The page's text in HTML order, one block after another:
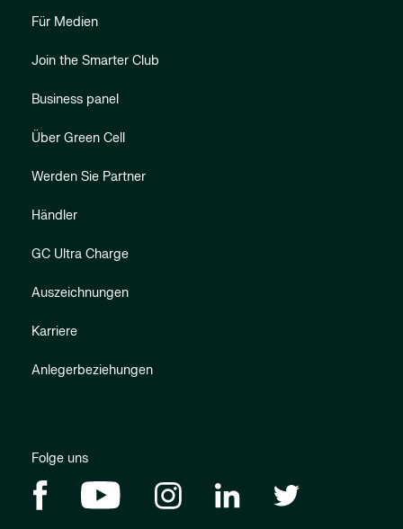
Für Medien
Join the Smarter Club
Business panel
Über Green Cell
Werden Sie Partner
Händler
GC Ultra Charge
Auszeichnungen
Karriere
Anlegerbeziehungen
Folge uns